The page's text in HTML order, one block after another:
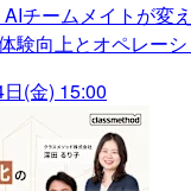
AIチームメイトが変
験向上とオペレー
(金) 15:00